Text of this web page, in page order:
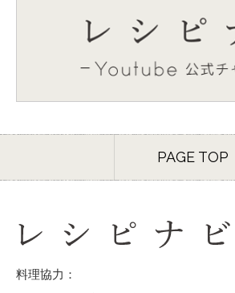
PAGE TOP
料理協力：